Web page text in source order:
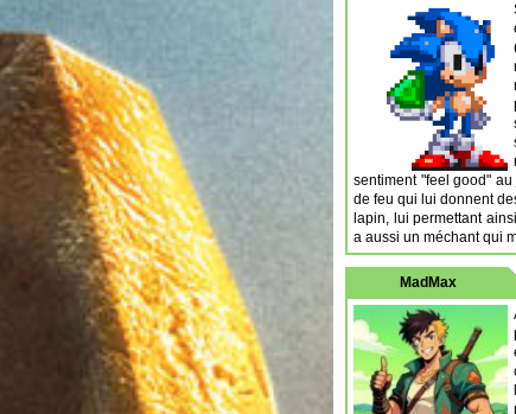
sentiment "feel good"
de feu qui lui donnent
lapin, lui permettant
a aussi un méchant qui
MadMax